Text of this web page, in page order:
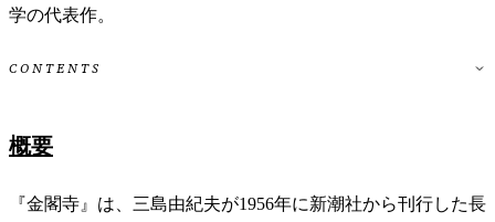
学の代表作。
CONTENTS
概要
『金閣寺』は、三島由紀夫が1956年に新潮社から刊行した長